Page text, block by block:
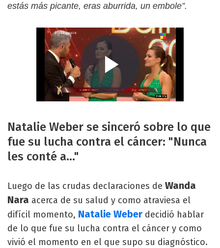
estás más picante, eras aburrida, un embole”.
Natalie Weber se sinceró sobre lo que
fue su lucha contra el cáncer: "Nunca
les conté a..."
Luego de las crudas declaraciones de Wanda
Nara acerca de su salud y como atraviesa el
difícil momento, Natalie Weber decidió hablar
de lo que fue su lucha contra el cáncer y como
vivió el momento en el que supo su diagnóstico.